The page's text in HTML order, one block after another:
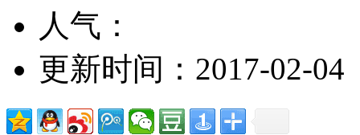
人气：
更新时间：2017-02-04